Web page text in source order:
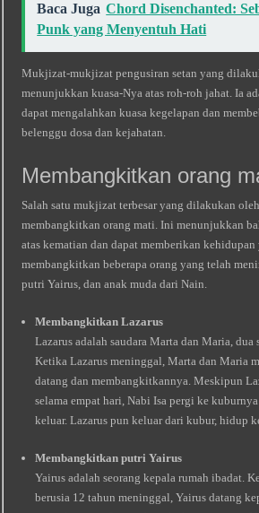
Baca Juga Chord Disenchanted:
Punk yang Menyentuh Hati
Mukjizat-mukjizat pengusiran setan yang
menunjukkan kuasa-Nya atas roh-roh jahat. Ia
dapat mengalahkan kuasa kegelapan dan
belenggu dosa dan kejahatan.
Membangkitkan orang
Salah satu mukjizat terbesar yang dilakukan
membangkitkan orang mati. Ini menunjukkan
atas kematian dan dapat memberikan
membangkitkan beberapa orang yang telah
putri Yairus, dan anak muda dari Nain.
Membangkitkan Lazarus
Lazarus adalah saudara Marta dan Maria, dua
Ketika Lazarus meninggal, Marta dan Maria
datang dan membangkitkannya. Meskipun
selama empat hari, Nabi Isa pergi ke
keluar. Lazarus pun keluar dari kubur, hidup
Membangkitkan putri Yairus
Yairus adalah seorang kepala rumah ibadat.
berusia 12 tahun meninggal, Yairus datang